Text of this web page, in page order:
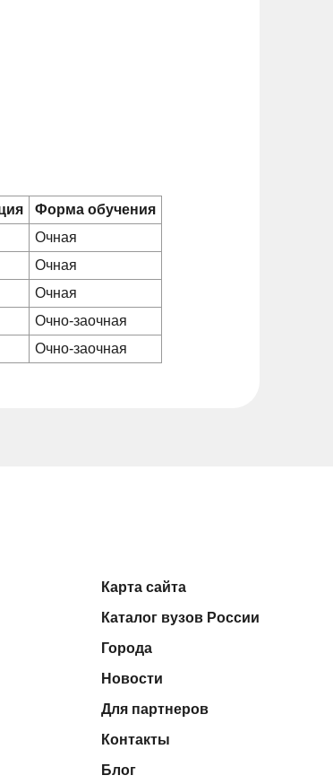
Форма обучения
Очная
Очная
Очная
Очно-заочная
Очно-заочная
Карта сайта
Каталог вузов России
Города
Новости
Для партнеров
Контакты
Блог